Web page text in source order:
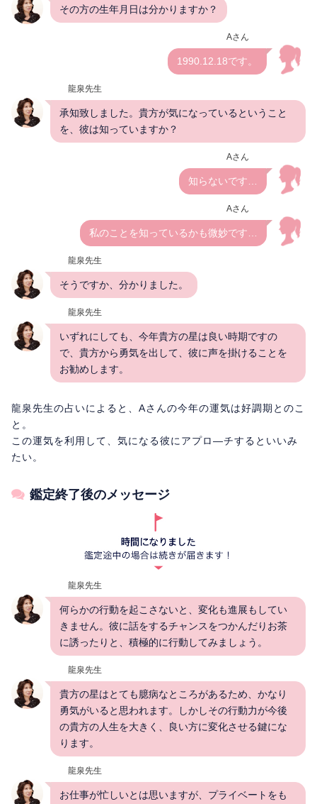
その方の生年月日は分かりますか？
Aさん
1990.12.18です。
龍泉先生
承知致しました。貴方が気になっているということ
を、彼は知っていますか？
Aさん
知らないです…
Aさん
私のことを知っているかも微妙です…
龍泉先生
そうですか、分かりました。
龍泉先生
いずれにしても、今年貴方の星は良い時期ですの
で、貴方から勇気を出して、彼に声を掛けることを
お勧めします。
龍泉先生の占いによると、Aさんの今年の運気は好調期とのこ
と。
この運気を利用して、気になる彼にアプロ―チするといいみ
たい。
鑑定終了後のメッセージ
龍泉先生
何らかの行動を起こさないと、変化も進展もしてい
きません。彼に話をするチャンスをつかんだりお茶
に誘ったりと、積極的に行動してみましょう。
龍泉先生
貴方の星はとても臆病なところがあるため、かなり
勇気がいると思われます。しかしその行動力が今後
の貴方の人生を大きく、良い方に変化させる鍵にな
ります。
龍泉先生
お仕事が忙しいとは思いますが、プライベートをも